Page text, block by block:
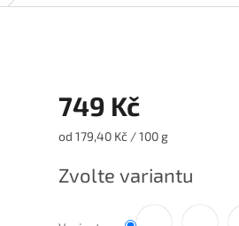
749 Kč
Měrná
od 179,40 Kč / 100 g
Zvolte variantu